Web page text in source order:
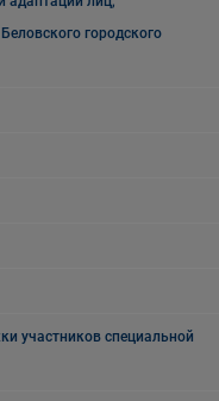
городского
участников специальной